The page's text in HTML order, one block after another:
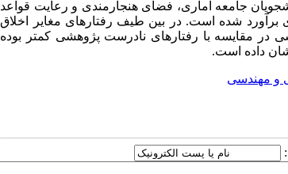
جامعه آماری، فضای هنجارمندی و رعایت قواعد
برآورد شده است. در بین طیف رفتارهای مغایر اخلاق
در مقایسه با رفتارهای نادرست پژوهشی کمتر بوده
داده است.
و مهندسی